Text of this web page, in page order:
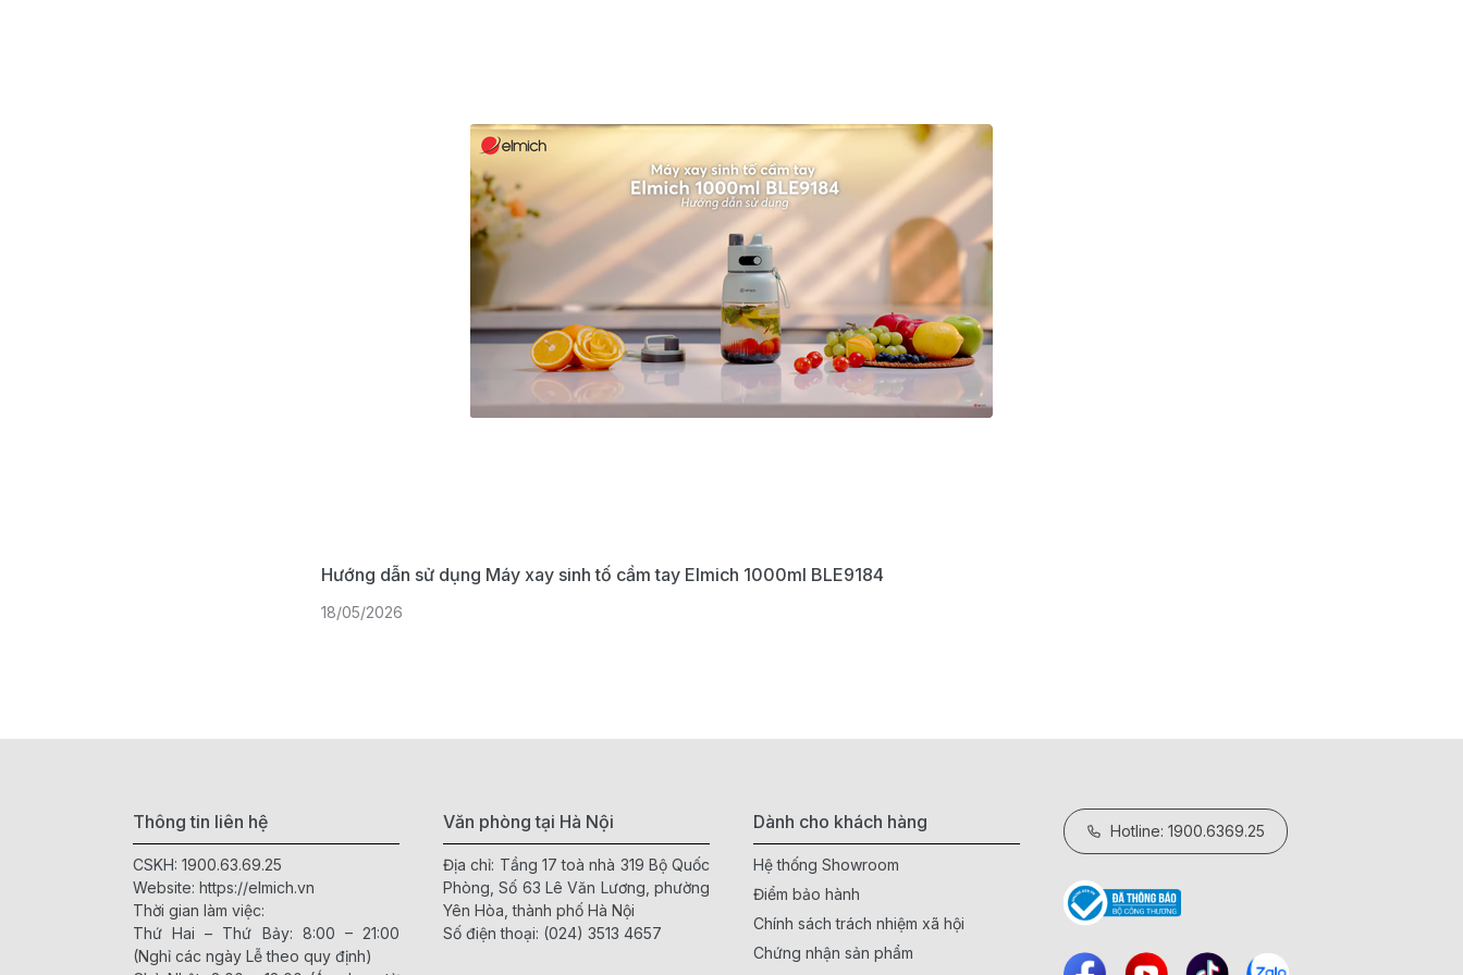
Hướng dẫn sử dụng Máy xay sinh tố cầm tay Elmich 1000ml BLE9184
18/05/2026
Thông tin liên hệ
CSKH: 1900.63.69.25
Website: https://elmich.vn
Thời gian làm việc:
Thứ Hai – Thứ Bảy: 8:00 – 21:00
(Nghỉ các ngày Lễ theo quy định)
Văn phòng tại Hà Nội
Địa chỉ: Tầng 17 toà nhà 319 Bộ Quốc
Phòng, Số 63 Lê Văn Lương, phường
Yên Hòa, thành phố Hà Nội
Số điện thoại: (024) 3513 4657
Dành cho khách hàng
Hệ thống Showroom
Điểm bảo hành
Chính sách trách nhiệm xã hội
Chứng nhận sản phẩm
Hotline: 1900.6369.25